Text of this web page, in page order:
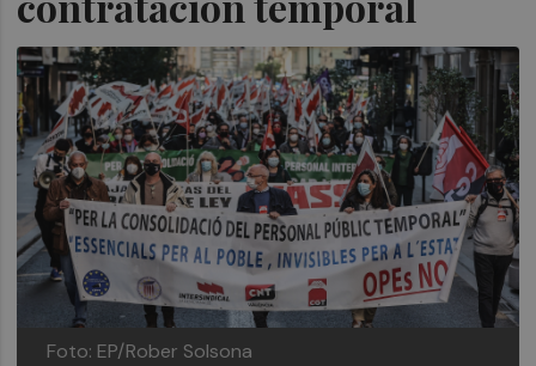
Foto: EP/Rober Solsona